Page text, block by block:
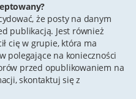
że posty na danym
publikacją. Jest również
cię w grupie, która ma
polegające na konieczności
przed opublikowaniem na
skontaktuj się z